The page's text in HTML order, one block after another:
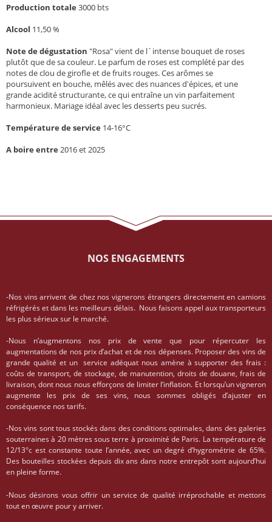
Production totale 3000 bts
Alcool 11,50 %
Note de dégustation "Rosa" vient de l´intense bouquet de roses
plutôt que de sa couleur. Le parfum de roses est complété par des
notes de clou de girofle et de fruits rouges. Ces arômes se
poursuivent en bouche, mêlés avec des nuances d'épices, et une
grande acidité structurante, ce qui entraîne un vin parfaitement
harmonieux. Mariage idéal avec les desserts peu sucrés.
Température de service 14-16°C
A boire entre 2016 et 2025
NOS ENGAGEMENTS
-Nos vins arrivent de chez nos vignerons étrangers directement en camions
réfrigérés et dans les meilleurs délais. Nous faisons appel aux transporteurs
les plus sérieux sur le marché.
-Nous n’augmentons nos prix de vente que pour répercuter les
augmentations de nos prix d’achat et de nos dépenses. Proposer des vins de
grande qualité et un service adéquat nous amène à supporter des frais :
coûts de transport, de stockage, de manutention, droits de douane, frais de
livraison, dont nous nous efforçons de limiter l’inflation. Et lorsqu’un vigneron
augmente les prix de ses vins, nous sommes obligés d’ajuster en
conséquence nos tarifs.
-Nos vins sont tous stockés dans des conditions optimales, dans des galeries
souterraines à 20 mètres sous terre à proximité de Paris. La température de
12/13°c est constante toute l’année, avec un degré d’hygrométrie de 65%.
Des bouteilles stockées depuis dix ans dans notre entrepôt sont aujourd’hui
en pleine forme.
-Nous désirons vous offrir un service de qualité irréprochable et mettons
tout en œuvre pour y arriver.